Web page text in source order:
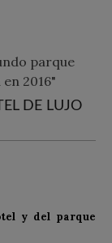
DE LUJO
y del parque